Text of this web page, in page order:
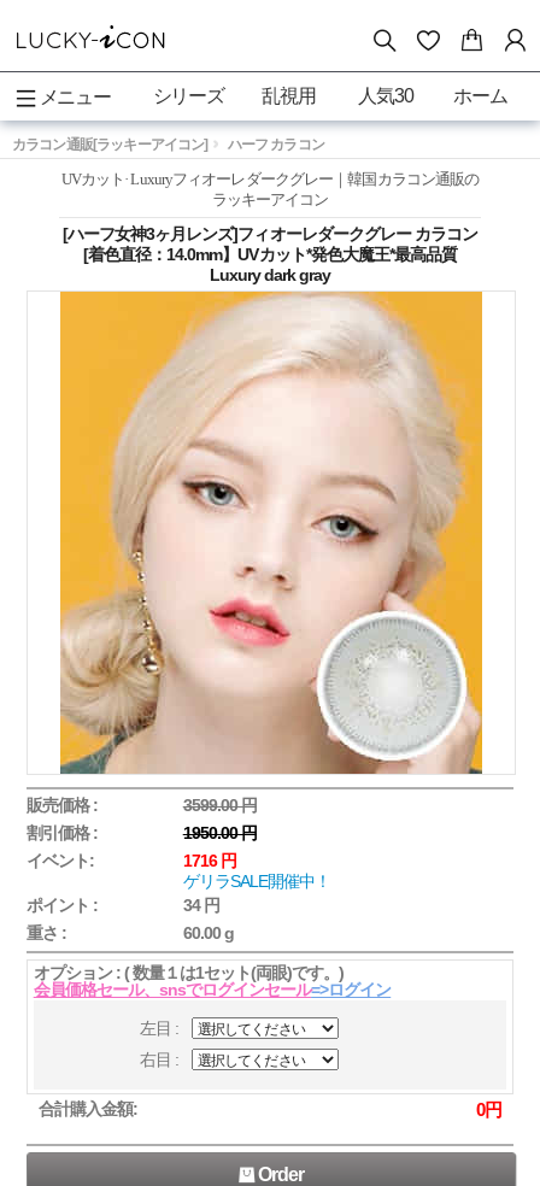
メニュー シリーズ 乱視用 人気30 ホーム
カラコン通販[ラッキーアイコン] ハーフ カラコン
UVカット· Luxuryフィオーレダークグレー｜韓国カラコン通販の
ラッキーアイコン
[ハーフ女神3ヶ月レンズ]フィオーレダークグレー カラコン
[着色直径：14.0mm】UVカット*発色大魔王*最高品質
Luxury dark gray
販売価格 :
3599.00 円
割引価格 :
1950.00 円
イベント:
1716 円
ゲリラSALE開催中！
ポイント :
34 円
重さ :
60.00 g
オプション : ( 数量１は1セット(両眼)です。)
会員価格セール、snsでログインセール=>ログイン
左目 :
右目 :
合計購入金額: 0円
Order